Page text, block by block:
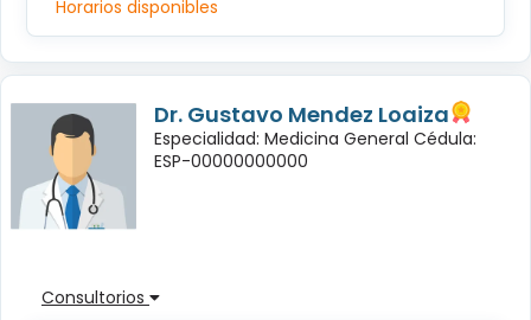
Horarios disponibles
Dr. Gustavo Mendez Loaiza
Especialidad: Medicina General Cédula:
ESP-00000000000
Consultorios